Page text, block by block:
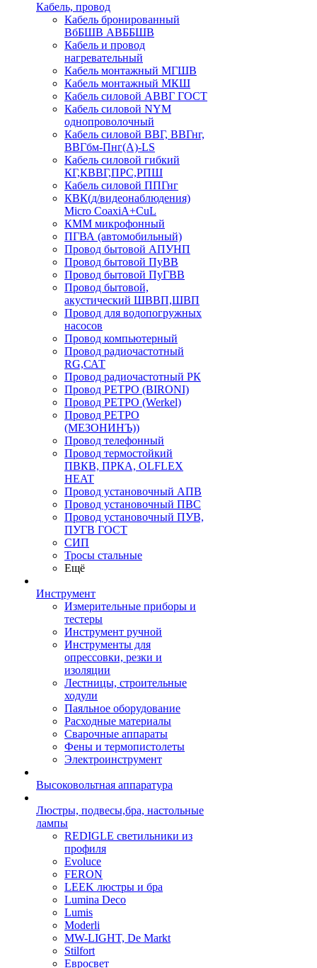
Кабель, провод
Кабель бронированный
ВбБШВ АВББШВ
Кабель и провод
нагревательный
Кабель монтажный МГШВ
Кабель монтажный МКШ
Кабель силовой АВВГ ГОСТ
Кабель силовой NYM
однопроволочный
Кабель силовой ВВГ, ВВГнг,
ВВГбм-Пнг(А)-LS
Кабель силовой гибкий
КГ,КВВГ,ПРС,РПШ
Кабель силовой ППГнг
КВК(д/видеонаблюдения)
Micro CoaxiA+CuL
КММ микрофонный
ПГВА (автомобильный)
Провод бытовой АПУНП
Провод бытовой ПуВВ
Провод бытовой ПуГВВ
Провод бытовой,
акустический ШВВП,ШВП
Провод для водопогружных
насосов
Провод компьютерный
Провод радиочастотный
RG,САТ
Провод радиочастотный РК
Провод РЕТРО (BIRONI)
Провод РЕТРО (Werkel)
Провод РЕТРО
(МЕЗОНИНЪ))
Провод телефонный
Провод термостойкий
ПВКВ, ПРКА, OLFLEX
HEAT
Провод установочный АПВ
Провод установочный ПВС
Провод установочный ПУВ,
ПУГВ ГОСТ
СИП
Тросы стальные
Ещё
Инструмент
Измерительные приборы и
тестеры
Инструмент ручной
Инструменты для
опрессовки, резки и
изоляции
Лестницы, строительные
ходули
Паяльное оборудование
Расходные материалы
Сварочные аппараты
Фены и термопистолеты
Электроинструмент
Высоковольтная аппаратура
Люстры, подвесы,бра, настольные
лампы
REDIGLE светильники из
профиля
Evoluce
FERON
LEEK люстры и бра
Lumina Deco
Lumis
Moderli
MW-LIGHT, De Markt
Stilfort
Евросвет